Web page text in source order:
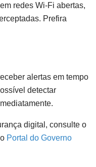
redes Wi-Fi abertas,
Prefira
alertas em tempo
detectar
digital, consulte o
Portal do Governo